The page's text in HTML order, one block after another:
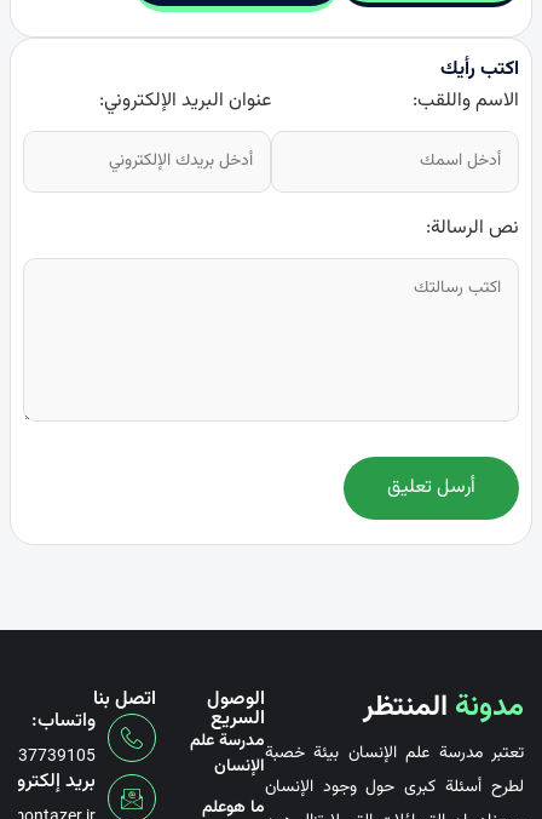
اكتب رأيك
الاسم واللقب:
عنوان البريد الإلكتروني:
نص الرسالة:
أرسل تعليق
مدونة المنتظر
تعتبر مدرسة علم الإنسان بيئة خصبة
لطرح أسئلة كبرى حول وجود الإنسان
الوصول
السريع
مدرسة علم
الإنسان
ما هوعلم
اتصل بنا
واتساب:
بريد